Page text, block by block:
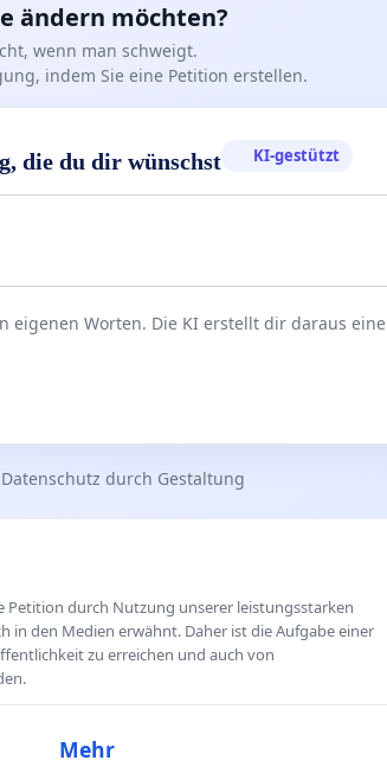
ändern möchten?
wenn man schweigt.
indem Sie eine Petition erstellen.
die du dir wünschst KI-gestützt
eigenen Worten. Die KI erstellt dir daraus eine
Datenschutz durch Gestaltung
Petition durch Nutzung unserer leistungsstarken
in den Medien erwähnt. Daher ist die Aufgabe einer
zu erreichen und auch von
Mehr